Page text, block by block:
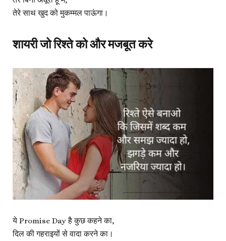
तेरे साथ खुद को मुकम्मल पाऊंगा।
शायरी जो रिश्ते को और मजबूत करे
ये Promise Day है कुछ कहने का,
दिल की गहराइयों से वादा करने का।